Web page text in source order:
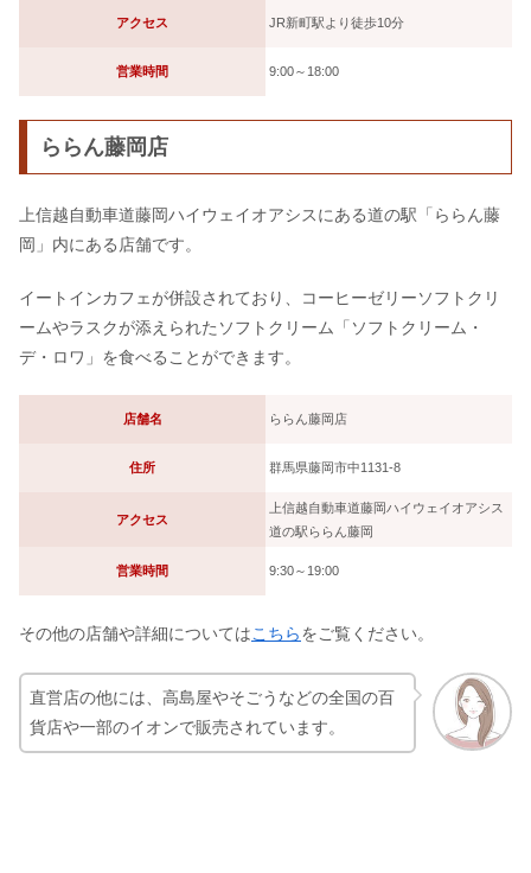
アクセス JR新町駅より徒歩10分
営業時間 9:00～18:00
ららん藤岡店
上信越自動車道藤岡ハイウェイオアシスにある道の駅「ららん藤
岡」内にある店舗です。
イートインカフェが併設されており、コーヒーゼリーソフトクリ
ームやラスクが添えられたソフトクリーム「ソフトクリーム・
デ・ロワ」を食べることができます。
店舗名 ららん藤岡店
住所 群馬県藤岡市中1131-8
アクセス
上信越自動車道藤岡ハイウェイオアシス
道の駅ららん藤岡
営業時間 9:30～19:00
その他の店舗や詳細についてはこちらをご覧ください。
直営店の他には、高島屋やそごうなどの全国の百
貨店や一部のイオンで販売されています。